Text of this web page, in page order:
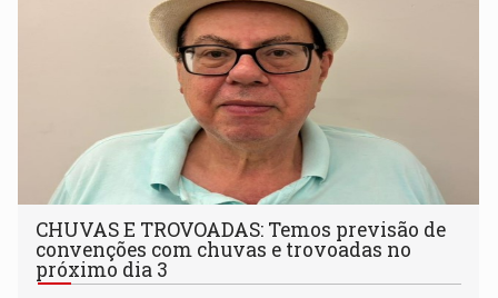
CHUVAS E TROVOADAS: Temos previsão de
convenções com chuvas e trovoadas no
próximo dia 3